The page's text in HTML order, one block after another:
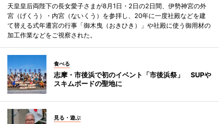
天皇皇后両陛下の長女愛子さまが8月1日・2日の2日間、伊勢神宮の外
宮（げくう）・内宮（ないくう）を参拝し、20年に一度社殿などを建
て替える式年遷宮の行事「御木曳（おきひき）」や社殿に使う御用材の
加工作業などをご視察された。
食べる
志摩・市後浜で初のイベント「市後浜祭」 SUPや
スキムボードの聖地に
見る・遊ぶ